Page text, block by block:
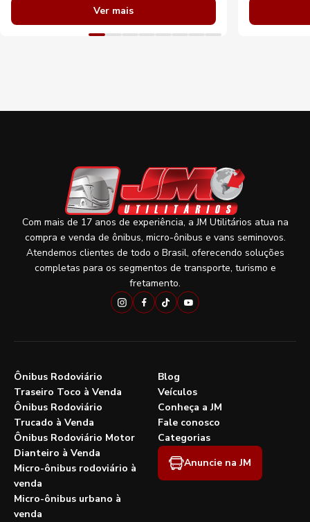
Ver mais
Com mais de 17 anos de experiência, a JM Utilitários atua na
compra e venda de ônibus, micro-ônibus e vans seminovos.
Atendemos clientes de todo o Brasil, oferecendo soluções
completas para os segmentos de transporte, turismo e
fretamento.
Ônibus Rodoviário
Traseiro Toco à Venda
Ônibus Rodoviário
Trucado à Venda
Ônibus Rodoviário Motor
Dianteiro à Venda
Micro-ônibus rodoviário à
venda
Micro-ônibus urbano à
venda
Blog
Veículos
Conheça a JM
Fale conosco
Categorias
Anuncie na JM